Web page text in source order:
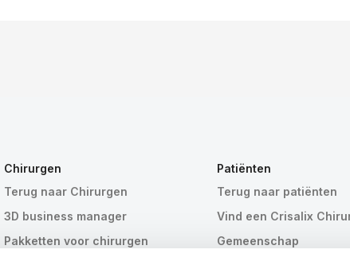
Chirurgen
Terug naar Chirurgen
3D business manager
Pakketten voor chirurgen
Patiënten
Terug naar patiënten
Vind een Crisalix
Gemeenschap